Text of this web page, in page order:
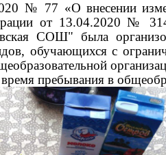
№ 77 «О внесении
от 13.04.2020 №
СОШ" была
обучающихся с
пребывания в